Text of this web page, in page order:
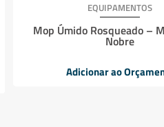
EQUIPAMENTOS
Mop Úmido Rosqueado –
Nobre
Adicionar ao